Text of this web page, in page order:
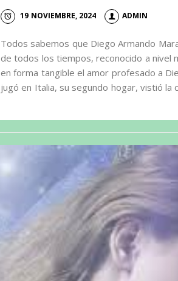
19 NOVIEMBRE, 2024 ADMIN
Todos sabemos que Diego Armando
de todos los tiempos, reconocido a nivel
en forma tangible el amor profesado a
jugó en Italia, su segundo hogar, vistió la